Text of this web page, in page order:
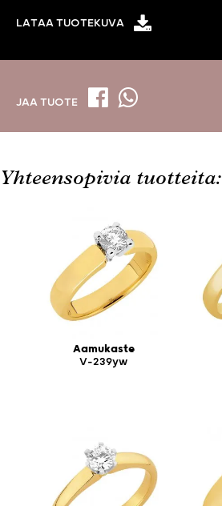
LATAA TUOTEKUVA
JAA TUOTE
Yhteensopivia tuotteita:
Aamukaste
V-239yw